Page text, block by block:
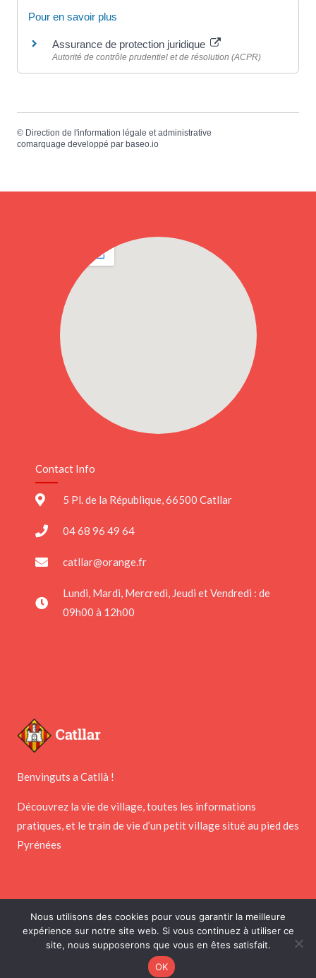
Pour en savoir plus
Assurance de protection juridique
Autorité de contrôle prudentiel et de résolution (ACPR)
© Direction de l'information légale et administrative
comarquage developpé par baseo.io
Benvinguts a Catllà !
Découvrez la vie de village, toutes les informations
pratiques, et le train de vie d’un petit village situé au pied des
Pyrénées
Contact Info
5 Pl. de la République, 66500 Catllar
04 68 96 49 64
catllar@orange.fr
Lundi, Mardi, Mercredi, Jeudi et Vendredi : de
09h00 à 12h00
Copyright © 2026 Mairie de Catllar
PointNet
Nous utilisons des cookies pour vous garantir la meilleure
expérience sur notre site web. Si vous continuez à utiliser ce
site, nous supposerons que vous en êtes satisfait.
OK